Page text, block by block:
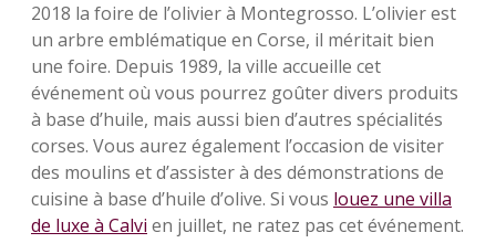
2018 la foire de l’olivier à Montegrosso. L’olivier est
un arbre emblématique en Corse, il méritait bien
une foire. Depuis 1989, la ville accueille cet
événement où vous pourrez goûter divers produits
à base d’huile, mais aussi bien d’autres spécialités
corses. Vous aurez également l’occasion de visiter
des moulins et d’assister à des démonstrations de
cuisine à base d’huile d’olive. Si vous louez une villa
de luxe à Calvi en juillet, ne ratez pas cet événement.